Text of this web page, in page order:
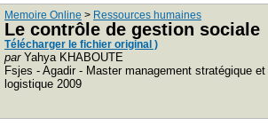
Memoire Online > Ressources humaines
Le contrôle de gestion sociale
Télécharger le fichier original )
parYahya KHABOUTE
Fsjes - Agadir - Master management stratégique et
logistique 2009